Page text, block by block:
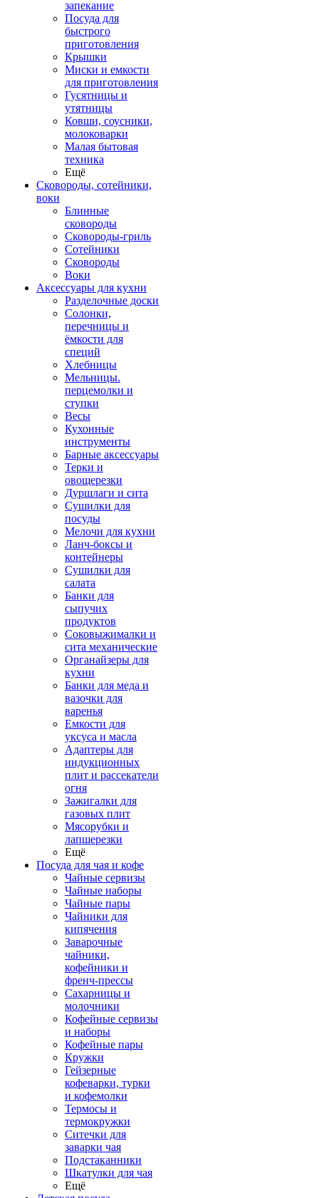
запекание
Посуда для
быстрого
приготовления
Крышки
Миски и емкости
для приготовления
Гусятницы и
утятницы
Ковши, соусники,
молоковарки
Малая бытовая
техника
Ещё
Сковороды, сотейники,
воки
Блинные
сковороды
Сковороды-гриль
Сотейники
Сковороды
Воки
Аксессуары для кухни
Разделочные доски
Солонки,
перечницы и
ёмкости для
специй
Хлебницы
Мельницы.
перцемолки и
ступки
Весы
Кухонные
инструменты
Барные аксессуары
Терки и
овощерезки
Дуршлаги и сита
Сушилки для
посуды
Мелочи для кухни
Ланч-боксы и
контейнеры
Сушилки для
салата
Банки для
сыпучих
продуктов
Соковыжималки и
сита механические
Органайзеры для
кухни
Банки для меда и
вазочки для
варенья
Емкости для
уксуса и масла
Адаптеры для
индукционных
плит и рассекатели
огня
Зажигалки для
газовых плит
Мясорубки и
лапшерезки
Ещё
Посуда для чая и кофе
Чайные сервизы
Чайные наборы
Чайные пары
Чайники для
кипячения
Заварочные
чайники,
кофейники и
френч-прессы
Сахарницы и
молочники
Кофейные сервизы
и наборы
Кофейные пары
Кружки
Гейзерные
кофеварки, турки
и кофемолки
Термосы и
термокружки
Ситечки для
заварки чая
Подстаканники
Шкатулки для чая
Ещё